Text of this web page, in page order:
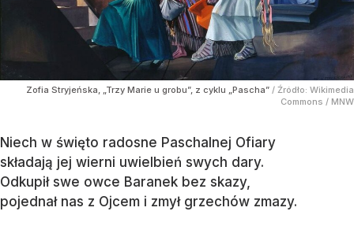
Zofia Stryjeńska, „Trzy Marie u grobu”, z cyklu „Pascha” / Źródło: Wikimedia
Commons / MNW
Niech w święto radosne Paschalnej Ofiary
składają jej wierni uwielbień swych dary.
Odkupił swe owce Baranek bez skazy,
pojednał nas z Ojcem i zmył grzechów zmazy.